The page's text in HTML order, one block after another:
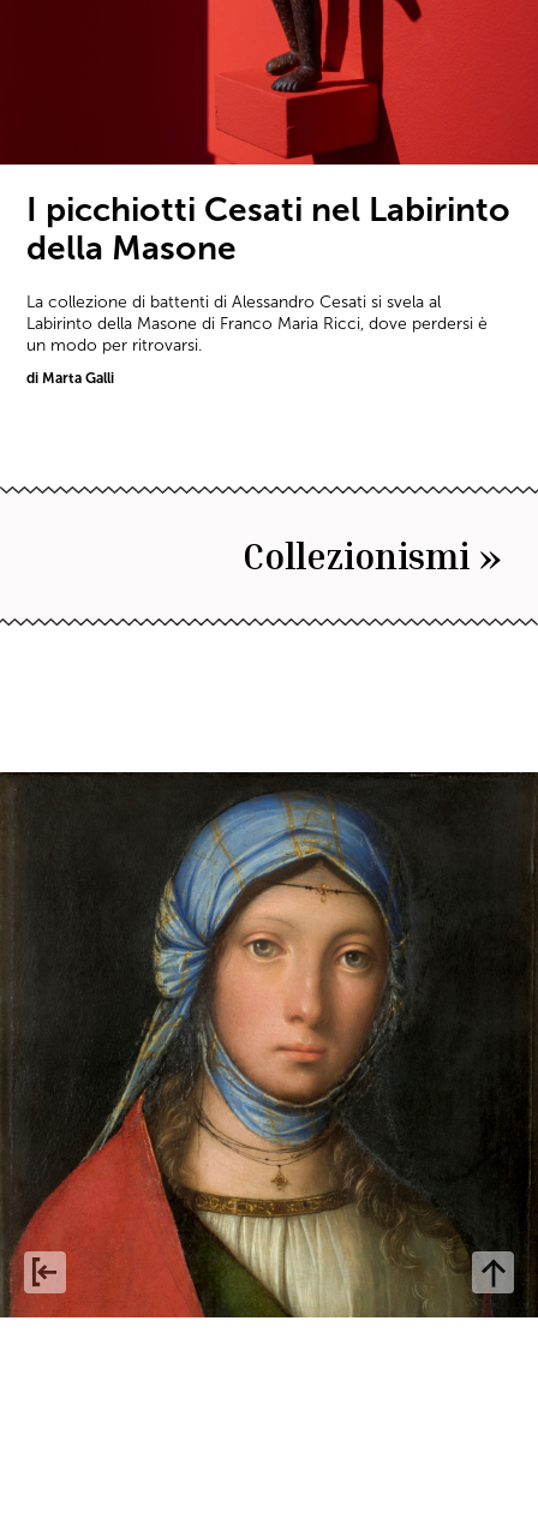
I picchiotti Cesati nel Labirinto
della Masone
La collezione di battenti di Alessandro Cesati si svela al
Labirinto della Masone di Franco Maria Ricci, dove perdersi è
un modo per ritrovarsi.
di Marta Galli
Collezionismi »